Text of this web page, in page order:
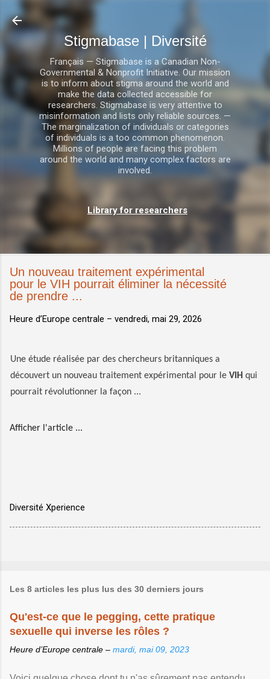
Stigmabase | Diversité
Français — Stigmabase is a Canadian Non-
Governmental & Nonprofit Initiative. Our mission
is to inform about stigma around the world and
make the data collected accessible for
researchers. Stigmabase is very attentive to
misinformation and lists only reliable sources. —
The marginalization of individuals or categories
of individuals is a too common phenomenon.
Millions of people are facing this problem
around the world and many complex factors are
involved.
Library for researchers
Un nouveau traitement expérimental
pour le VIH pourrait éliminer la nécessité
de prendre ...
Heure d’Europe centrale – vendredi, mai 29, 2026
Une étude réalisée par des chercheurs britanniques a
découvert un nouveau traitement expérimental pour le VIH qui
pourrait révolutionner la façon ...
Afficher l'article ...
Diversité Xperience
Les 8 articles les plus lus des 30 derniers jours
Qu'est-ce que le pegging, cette pratique
sexuelle qui inverse les rôles ?
Heure d’Europe centrale – mardi, mai 09, 2023